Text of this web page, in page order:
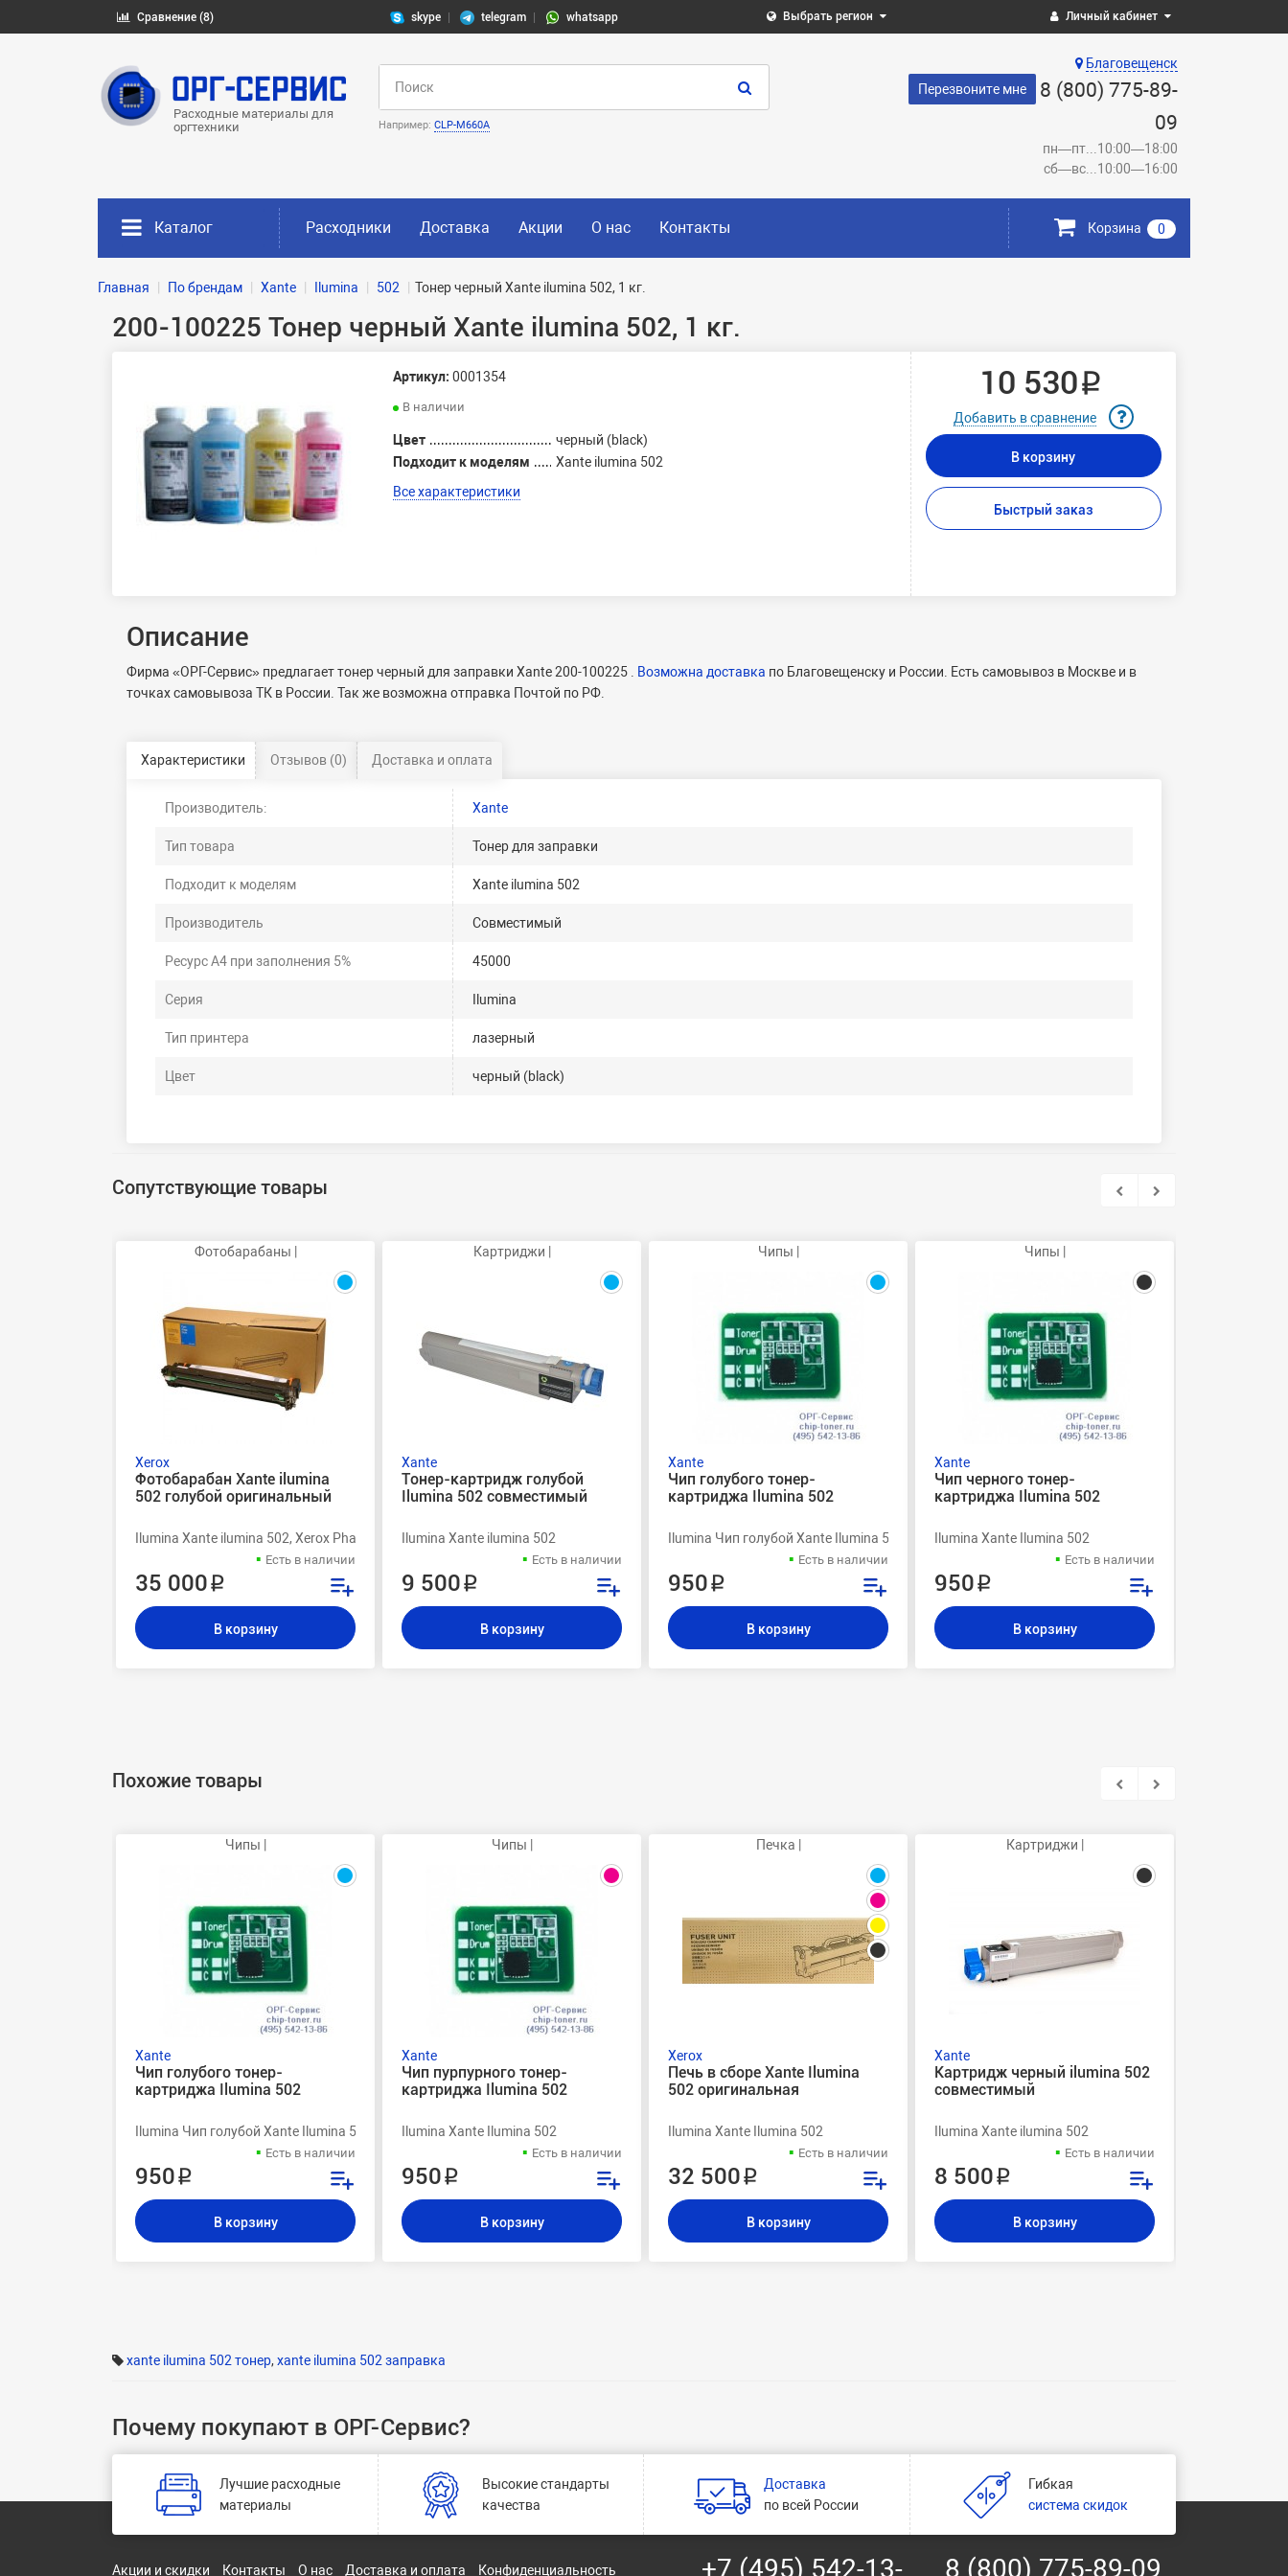
Сравнение (8) skype telegram whatsapp Выбрать регион Личный кабинет
Расходные материалы для
оргтехники
Например: CLP-M660A
Благовещенск
Перезвоните мне
8 (800) 775-89-
09
пн—пт...10:00—18:00
сб—вс...10:00—16:00
Каталог Расходники Доставка Акции О нас Контакты Корзина 0
Главная По брендам Xante Ilumina 502 Тонер черный Xante ilumina 502, 1 кг.
200-100225 Тонер черный Xante ilumina 502, 1 кг.
Артикул: 0001354
В наличии
Цвет
черный (black)
Подходит к моделям
Xante ilumina 502
Все характеристики
10 530 ₽
Добавить в сравнение
В корзину
Быстрый заказ
Описание
Фирма «ОРГ-Сервис» предлагает тонер черный для заправки Xante 200-100225 . Возможна доставка по Благовещенску и России. Есть самовывоз в Москве и в
точках самовывоза ТК в России. Так же возможна отправка Почтой по РФ.
Характеристики Отзывов (0) Доставка и оплата
Производитель: Xante
Тип товара Тонер для заправки
Подходит к моделям Xante ilumina 502
Производитель Совместимый
Ресурс А4 при заполнения 5% 45000
Серия Ilumina
Тип принтера лазерный
Цвет черный (black)
Сопутствующие товары
Фотобарабаны |
Xerox
Фотобарабан Xante ilumina
502 голубой оригинальный
Ilumina Xante ilumina 502, Xerox Phaser 7400
Есть в наличии
35 000 ₽
В корзину
Картриджи |
Xante
Тонер-картридж голубой
Ilumina 502 совместимый
Ilumina Xante ilumina 502
Есть в наличии
9 500 ₽
В корзину
Чипы |
Xante
Чип голубого тонер-
картриджа Ilumina 502
Ilumina Чип голубой Xante Ilumina 502
Есть в наличии
950 ₽
В корзину
Чипы |
Xante
Чип черного тонер-
картриджа Ilumina 502
Ilumina Xante Ilumina 502
Есть в наличии
950 ₽
В корзину
Похожие товары
Чипы |
Xante
Чип голубого тонер-
картриджа Ilumina 502
Ilumina Чип голубой Xante Ilumina 502
Есть в наличии
950 ₽
В корзину
Чипы |
Xante
Чип пурпурного тонер-
картриджа Ilumina 502
Ilumina Xante Ilumina 502
Есть в наличии
950 ₽
В корзину
Печка |
Xerox
Печь в сборе Xante Ilumina
502 оригинальная
Ilumina Xante Ilumina 502
Есть в наличии
32 500 ₽
В корзину
Картриджи |
Xante
Картридж черный ilumina 502
совместимый
Ilumina Xante ilumina 502
Есть в наличии
8 500 ₽
В корзину
xante ilumina 502 тонер, xante ilumina 502 заправка
Почему покупают в ОРГ-Сервис?
Лучшие расходные
материалы
Высокие стандарты
качества
Доставка
по всей России
Гибкая
система скидок
Акции и скидки Контакты О нас Доставка и оплата Конфиденциальность +7 (495) 542-13- 8 (800) 775-89-09